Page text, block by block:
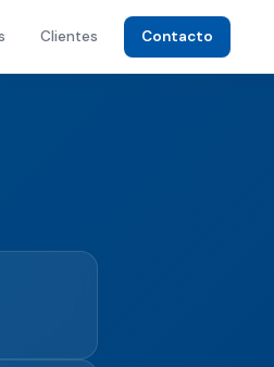
Clientes Contacto